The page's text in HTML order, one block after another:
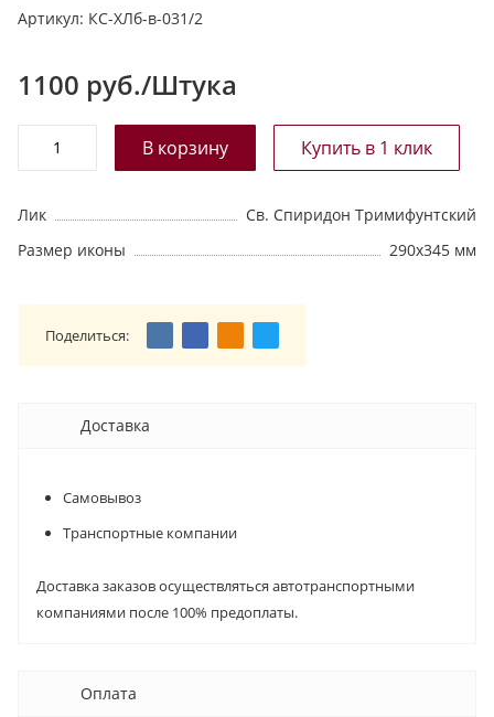
Артикул: КС-ХЛб-в-031/2
1100 руб./Штука
Лик
Св. Спиридон Тримифунтский
Размер иконы
290х345 мм
Поделиться:
Доставка
Самовывоз
Транспортные компании
Доставка заказов осуществляться автотранспортными
компаниями после 100% предоплаты.
Оплата